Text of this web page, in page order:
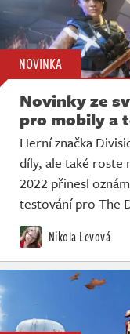
NOVINKA
Novinky ze
pro mobily a
Herní značka
díly, ale také
2022 přinesl
testování pro The
Nikola Levová